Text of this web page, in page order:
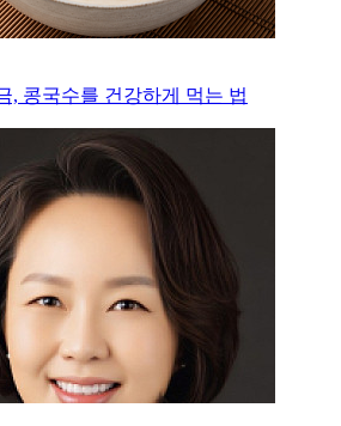
, 콩국수를 건강하게 먹는 법